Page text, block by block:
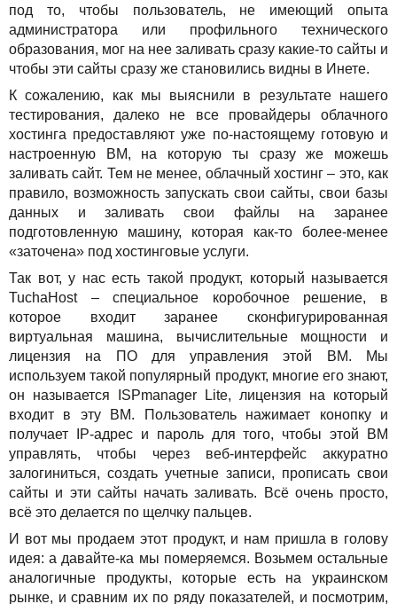
под то, чтобы пользователь, не имеющий опыта
администратора или профильного технического
образования, мог на нее заливать сразу какие-то сайты и
чтобы эти сайты сразу же становились видны в Инете.
К сожалению, как мы выяснили в результате нашего
тестирования, далеко не все провайдеры облачного
хостинга предоставляют уже по-настоящему готовую и
настроенную ВМ, на которую ты сразу же можешь
заливать сайт. Тем не менее, облачный хостинг – это, как
правило, возможность запускать свои сайты, свои базы
данных и заливать свои файлы на заранее
подготовленную машину, которая как-то более-менее
«заточена» под хостинговые услуги.
Так вот, у нас есть такой продукт, который называется
TuchaHost – специальное коробочное решение, в
которое входит заранее сконфигурированная
виртуальная машина, вычислительные мощности и
лицензия на ПО для управления этой ВМ. Мы
используем такой популярный продукт, многие его знают,
он называется ISPmanager Lite, лицензия на который
входит в эту ВМ. Пользователь нажимает конопку и
получает IP-адрес и пароль для того, чтобы этой ВМ
управлять, чтобы через веб-интерфейс аккуратно
залогиниться, создать учетные записи, прописать свои
сайты и эти сайты начать заливать. Всё очень просто,
всё это делается по щелчку пальцев.
И вот мы продаем этот продукт, и нам пришла в голову
идея: а давайте-ка мы померяемся. Возьмем остальные
аналогичные продукты, которые есть на украинском
рынке, и сравним их по ряду показателей, и посмотрим,